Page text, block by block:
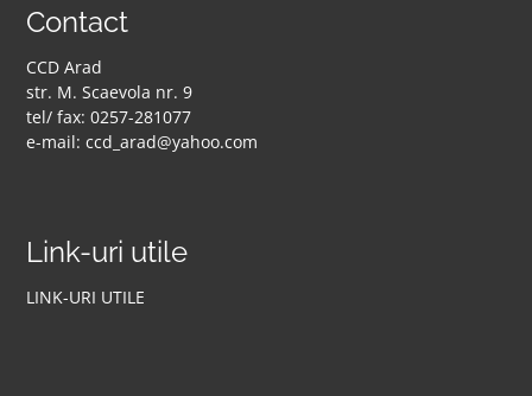
Contact
CCD Arad
str. M. Scaevola nr. 9
tel/ fax: 0257-281077
e-mail: ccd_arad@yahoo.com
Link-uri utile
LINK-URI UTILE